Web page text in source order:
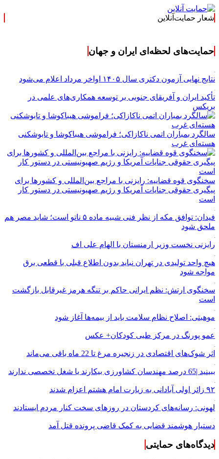
شعار حمایت‌آنلاین
حمایت‌های لحظه‌ای ایران و جهان
نتایج نهایی آزمون دکتری سال ۱۴۰۵ اواخر مرداد اعلام می‌شود
تأکید ایران و آفریقای جنوبی بر توسعه همکاری‌های علمی در
بریکس
سالگرد بمباران اتمی ناکازاکی؛ فراموشی هیباکوشا و تابوشکنی
هسته‌ای غرب
سخنگوی قوه قضاییه: رایزنی‌ با مراجع بین‌المللی و کشور‌ها برای
پیگیری حقوقی جنایات آمریکا و رژیم صهیونیستی در دستور کار
است
فیدان: توافق مکه از نظر فنی شبیه ماده ۵ ناتو است؛ شاید مصر هم
ملحق شود
رایزنی نخست وزیر ارمنستان با الهام علی اف
هیچ واحد تولیدی در تهران نباید بدون اطلاع قبلی با قطعی برق
مواجه شود
سخنگوی ارتش: نظم ایرانی حاکم بر تنگه هرمز غیرقابل بازگشت
است
موهبتی: اصلاح نظام سلامت باید از بیمه‌ها آغاز شود
عمو پورنگ در مرکز طبی کودکان+ عکس
اثر شوک‌های اقتصادی در زنجیره مرغ تا 22 ماه باقی می‌ماند
ببینید |65 درصد مهندسان کشاورزی بیکارند یا شغل تخصصی ندارند
۹۲ زائر اولی آبادانی به زیارت امام هشتم اعزام شدند
لهونی: رسانه‌های کردستان در روزهای سخت کنار مردم ایستادند
دستیار هوشمند قضایی به کمک قاضی پرونده قتل آمد
دیدگاه‌های حمایتی